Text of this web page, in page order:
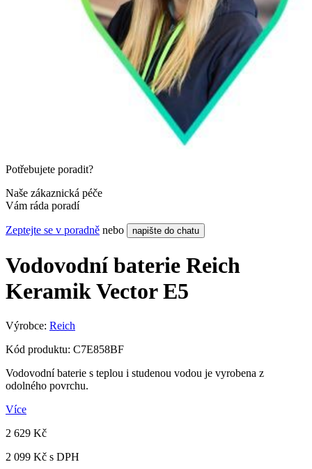
Potřebujete poradit?
Naše zákaznická péče
Vám ráda poradí
Zeptejte se v poradně nebo napište do chatu
Vodovodní baterie Reich
Keramik Vector E5
Výrobce: Reich
Kód produktu: C7E858BF
Vodovodní baterie s teplou i studenou vodou je vyrobena z
odolného povrchu.
Více
2 629 Kč
2 099 Kč s DPH